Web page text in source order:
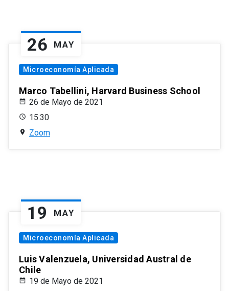
26 MAY
Microeconomía Aplicada
Marco Tabellini, Harvard Business School
26 de Mayo de 2021
15:30
Zoom
19 MAY
Microeconomía Aplicada
Luis Valenzuela, Universidad Austral de
Chile
19 de Mayo de 2021